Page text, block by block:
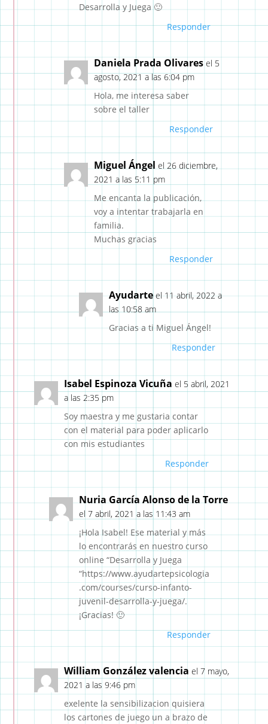
Desarrolla y Juega 🙂
Responder
Daniela Prada Olivares el 5
agosto, 2021 a las 6:04 pm
Hola, me interesa saber
sobre el taller
Responder
Miguel Ángel el 26 diciembre,
2021 a las 5:11 pm
Me encanta la publicación,
voy a intentar trabajarla en
familia.
Muchas gracias
Responder
Ayudarte el 11 abril, 2022 a
las 10:58 am
Gracias a ti Miguel Ángel!
Responder
Isabel Espinoza Vicuña el 5 abril, 2021
a las 2:35 pm
Soy maestra y me gustaria contar
con el material para poder aplicarlo
con mis estudiantes
Responder
Nuria García Alonso de la Torre
el 7 abril, 2021 a las 11:43 am
¡Hola Isabel! Ese material y más
lo encontrarás en nuestro curso
online “Desarrolla y Juega
“https://www.ayudartepsicologia
.com/courses/curso-infanto-
juvenil-desarrolla-y-juega/.
¡Gracias! 🙂
Responder
William González valencia el 7 mayo,
2021 a las 9:46 pm
exelente la sensibilizacion quisiera
los cartones de juego un a brazo de